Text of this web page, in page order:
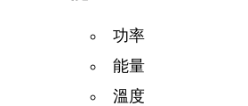
功率
能量
溫度